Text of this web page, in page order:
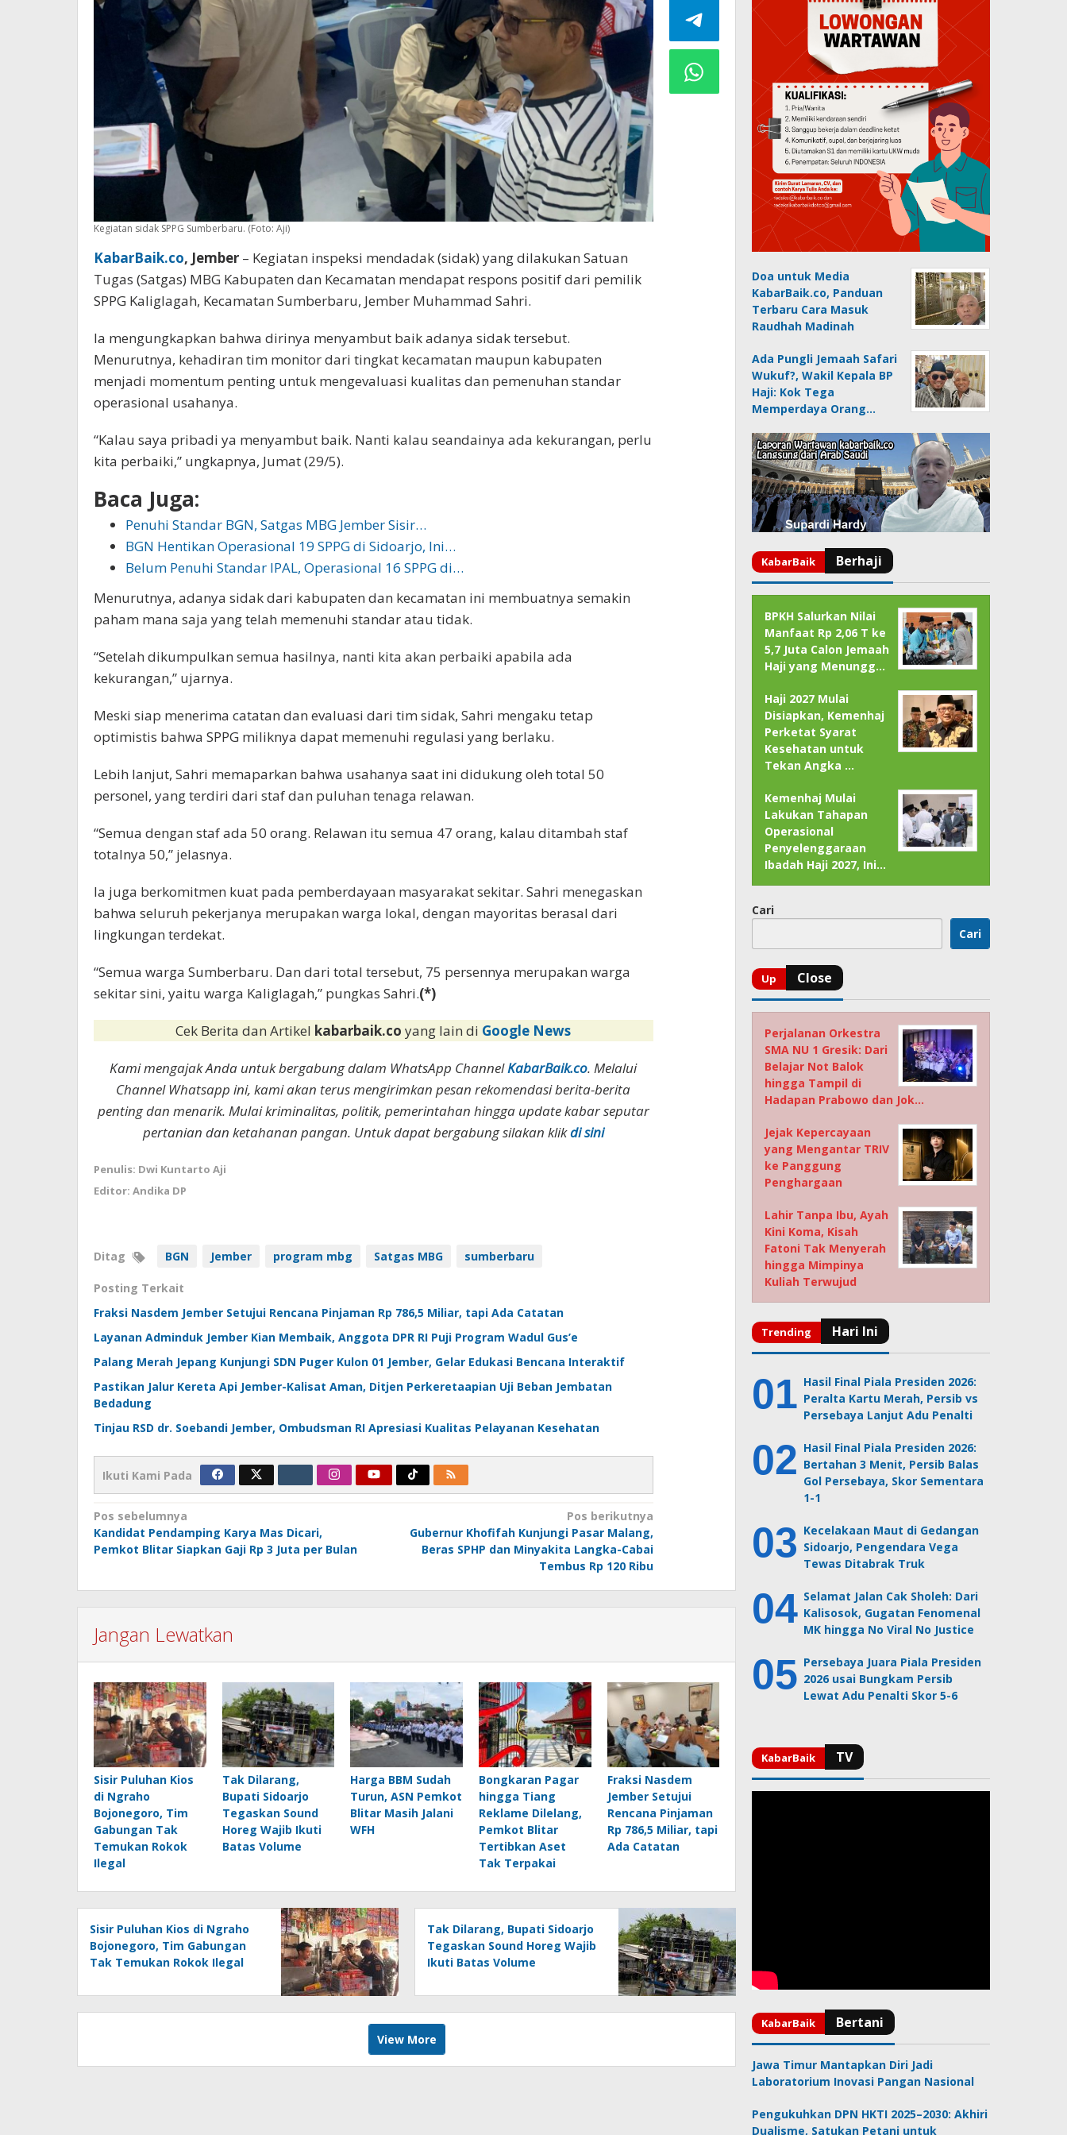
Kegiatan sidak SPPG Sumberbaru. (Foto: Aji)
KabarBaik.co, Jember – Kegiatan inspeksi mendadak (sidak) yang dilakukan Satuan
Tugas (Satgas) MBG Kabupaten dan Kecamatan mendapat respons positif dari pemilik
SPPG Kaliglagah, Kecamatan Sumberbaru, Jember Muhammad Sahri.
Ia mengungkapkan bahwa dirinya menyambut baik adanya sidak tersebut.
Menurutnya, kehadiran tim monitor dari tingkat kecamatan maupun kabupaten
menjadi momentum penting untuk mengevaluasi kualitas dan pemenuhan standar
operasional usahanya.
“Kalau saya pribadi ya menyambut baik. Nanti kalau seandainya ada kekurangan, perlu
kita perbaiki,” ungkapnya, Jumat (29/5).
Baca Juga:
Penuhi Standar BGN, Satgas MBG Jember Sisir…
BGN Hentikan Operasional 19 SPPG di Sidoarjo, Ini…
Belum Penuhi Standar IPAL, Operasional 16 SPPG di…
Menurutnya, adanya sidak dari kabupaten dan kecamatan ini membuatnya semakin
paham mana saja yang telah memenuhi standar atau tidak.
“Setelah dikumpulkan semua hasilnya, nanti kita akan perbaiki apabila ada
kekurangan,” ujarnya.
Meski siap menerima catatan dan evaluasi dari tim sidak, Sahri mengaku tetap
optimistis bahwa SPPG miliknya dapat memenuhi regulasi yang berlaku.
Lebih lanjut, Sahri memaparkan bahwa usahanya saat ini didukung oleh total 50
personel, yang terdiri dari staf dan puluhan tenaga relawan.
“Semua dengan staf ada 50 orang. Relawan itu semua 47 orang, kalau ditambah staf
totalnya 50,” jelasnya.
Ia juga berkomitmen kuat pada pemberdayaan masyarakat sekitar. Sahri menegaskan
bahwa seluruh pekerjanya merupakan warga lokal, dengan mayoritas berasal dari
lingkungan terdekat.
“Semua warga Sumberbaru. Dan dari total tersebut, 75 persennya merupakan warga
sekitar sini, yaitu warga Kaliglagah,” pungkas Sahri.(*)
Cek Berita dan Artikel kabarbaik.coyang lain di Google News
Kami mengajak Anda untuk bergabung dalam WhatsApp ChannelKabarBaik.co. Melalui
Channel Whatsapp ini, kami akan terus mengirimkan pesan rekomendasi berita-berita
penting dan menarik. Mulai kriminalitas, politik, pemerintahan hingga update kabar seputar
pertanian dan ketahanan pangan. Untuk dapat bergabung silakan klikdi sini
Penulis: Dwi Kuntarto Aji
Editor: Andika DP
Ditag BGN Jember program mbg Satgas MBG sumberbaru
Posting Terkait
Fraksi Nasdem Jember Setujui Rencana Pinjaman Rp 786,5 Miliar, tapi Ada Catatan
Layanan Adminduk Jember Kian Membaik, Anggota DPR RI Puji Program Wadul Gus’e
Palang Merah Jepang Kunjungi SDN Puger Kulon 01 Jember, Gelar Edukasi Bencana Interaktif
Pastikan Jalur Kereta Api Jember-Kalisat Aman, Ditjen Perkeretaapian Uji Beban Jembatan
Bedadung
Tinjau RSD dr. Soebandi Jember, Ombudsman RI Apresiasi Kualitas Pelayanan Kesehatan
Ikuti Kami Pada
Navigasi
pos
Pos sebelumnya
Kandidat Pendamping Karya Mas Dicari,
Pemkot Blitar Siapkan Gaji Rp 3 Juta per Bulan
Pos berikutnya
Gubernur Khofifah Kunjungi Pasar Malang,
Beras SPHP dan Minyakita Langka-Cabai
Tembus Rp 120 Ribu
Jangan Lewatkan
Sisir Puluhan Kios
di Ngraho
Bojonegoro, Tim
Gabungan Tak
Temukan Rokok
Ilegal
Tak Dilarang,
Bupati Sidoarjo
Tegaskan Sound
Horeg Wajib Ikuti
Batas Volume
Harga BBM Sudah
Turun, ASN Pemkot
Blitar Masih Jalani
WFH
Bongkaran Pagar
hingga Tiang
Reklame Dilelang,
Pemkot Blitar
Tertibkan Aset
Tak Terpakai
Fraksi Nasdem
Jember Setujui
Rencana Pinjaman
Rp 786,5 Miliar, tapi
Ada Catatan
Sisir Puluhan Kios di Ngraho
Bojonegoro, Tim Gabungan
Tak Temukan Rokok Ilegal
Tak Dilarang, Bupati Sidoarjo
Tegaskan Sound Horeg Wajib
Ikuti Batas Volume
View More
Doa untuk Media
KabarBaik.co, Panduan
Terbaru Cara Masuk
Raudhah Madinah
Ada Pungli Jemaah Safari
Wukuf?, Wakil Kepala BP
Haji: Kok Tega
Memperdaya Orang…
BPKH Salurkan Nilai
Manfaat Rp 2,06 T ke
5,7 Juta Calon Jemaah
Haji yang Menungg…
Haji 2027 Mulai
Disiapkan, Kemenhaj
Perketat Syarat
Kesehatan untuk
Tekan Angka …
Kemenhaj Mulai
Lakukan Tahapan
Operasional
Penyelenggaraan
Ibadah Haji 2027, Ini…
Cari
Cari
Perjalanan Orkestra
SMA NU 1 Gresik: Dari
Belajar Not Balok
hingga Tampil di
Hadapan Prabowo dan Jok…
Jejak Kepercayaan
yang Mengantar TRIV
ke Panggung
Penghargaan
Lahir Tanpa Ibu, Ayah
Kini Koma, Kisah
Fatoni Tak Menyerah
hingga Mimpinya
Kuliah Terwujud
Hasil Final Piala Presiden 2026:
Peralta Kartu Merah, Persib vs
Persebaya Lanjut Adu Penalti
Hasil Final Piala Presiden 2026:
Bertahan 3 Menit, Persib Balas
Gol Persebaya, Skor Sementara
1-1
Kecelakaan Maut di Gedangan
Sidoarjo, Pengendara Vega
Tewas Ditabrak Truk
Selamat Jalan Cak Sholeh: Dari
Kalisosok, Gugatan Fenomenal
MK hingga No Viral No Justice
Persebaya Juara Piala Presiden
2026 usai Bungkam Persib
Lewat Adu Penalti Skor 5-6
Jawa Timur Mantapkan Diri Jadi
Laboratorium Inovasi Pangan Nasional
Pengukuhkan DPN HKTI 2025–2030: Akhiri
Dualisme, Satukan Petani untuk